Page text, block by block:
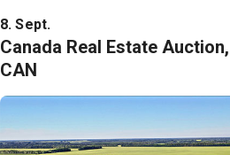
8. Sept.
Canada Real Estate Auction,
CAN